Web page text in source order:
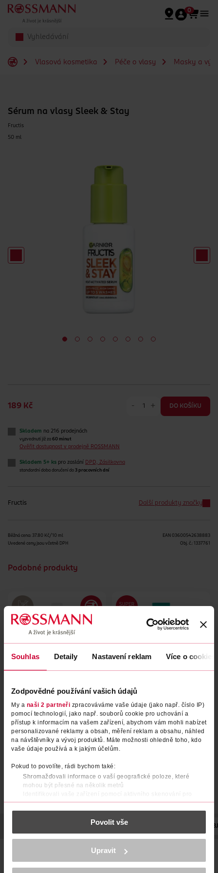
Souhlas Detaily Nastavení reklam Více o cookies
Zodpovědné používání vašich údajů
My a naši 2 partneři zpracováváme vaše údaje (jako např. číslo IP)
pomocí technologií, jako např. souborů cookie pro uchování a
přístup k informacím na vašem zařízení, abychom vám mohli nabízet
personalizované reklamy a obsah, měření reklam a obsahu, náhled
na návštěvníky a vývoj produktů. Máte možnosti ohledně toho, kdo
vaše údaje používá a k jakým účelům.
Pokud to povolíte, rádi bychom také:
Shromažďovali informace o vaší geografické poloze, které
mohou být přesné na několik metrů
Identifikovali vaše zařízení pomocí aktivního skenování pro
konkrétní charakteristiky (otisk prstu)
Zjistěte více o tom, jak zpracováváme vaše osobní údaje, a nastavte
části s podrobnostmi . Svůj souhlas můžete kdykoliv
K provozu stránek, personalizaci obsahu a reklam, funkcí sociálních
médií, analýze návštěvnosti, které mohou nést osobní údaje.
Více najdete vprohlášení o ochraně osobních údajů.
Povolit vše
Upravit
Přeskočit na hlavmní obsah
0
Vlasová kosmetika Péče o vlasy Masky a
Sérum na vlasy Sleek & Stay
Fructis
50 ml
189 Kč - + DO KOŠÍKU
Skladem na 216 prodejnách
vyzvednutí již za 60 minut
Ověřit dostupnost v prodejně ROSSMANN
Skladem 5+ ks pro zaslání DPD, Zásilkovna
standardní doba doručení do 3 pracovních dní
Fructis Další produkty značky
Běžná cena: 37.80 Kč/10 ml
Uvedené ceny jsou včetně DPH
EAN 03600542638883
Obj. č.: 1337761
Podobné produkty
Bezoplachové sérum Plex
ISANA Professional 100 ml
99.90 Kč
DO KOŠÍKU
Obj. č.: 1302158
Sérum proti vypadávání vlasů
DMG Clinical
Plantur 125 ml
539 Kč
SLOŽENÍ TYP VLASŮ
Teplem aktivované bezoplachové sérum pro dlouhotrvající
dlouhotrvající lesk až na 10 dní, odolá až 5 umytí (1). Chrání